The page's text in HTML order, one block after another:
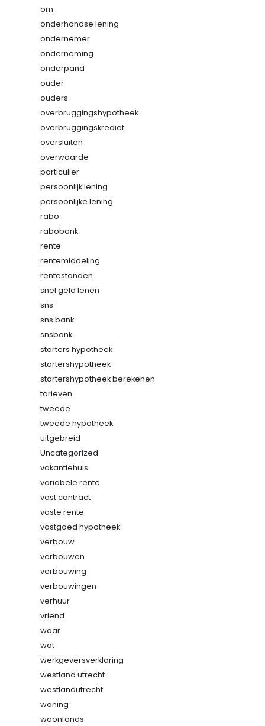
om
onderhandse lening
ondernemer
onderneming
onderpand
ouder
ouders
overbruggingshypotheek
overbruggingskrediet
oversluiten
overwaarde
particulier
persoonlijk lening
persoonlijke lening
rabo
rabobank
rente
rentemiddeling
rentestanden
snel geld lenen
sns
sns bank
snsbank
starters hypotheek
startershypotheek
startershypotheek berekenen
tarieven
tweede
tweede hypotheek
uitgebreid
Uncategorized
vakantiehuis
variabele rente
vast contract
vaste rente
vastgoed hypotheek
verbouw
verbouwen
verbouwing
verbouwingen
verhuur
vriend
waar
wat
werkgeversverklaring
westland utrecht
westlandutrecht
woning
woonfonds